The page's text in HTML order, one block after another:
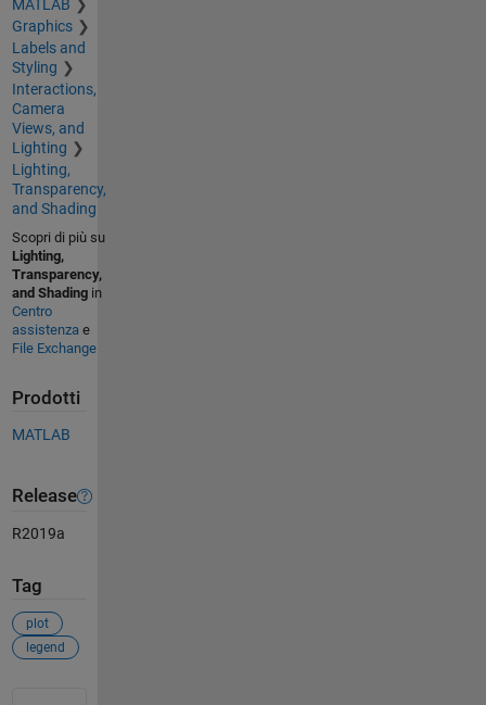
MATLAB
Graphics
Labels and
Styling
Interactions,
Camera
Views, and
Lighting
Lighting,
Transparency,
and Shading
Scopri di più su
Lighting,
Transparency,
and Shadingin
Centro
assistenzae
File Exchange
Prodotti
MATLAB
Release
R2019a
Tag
plot
legend